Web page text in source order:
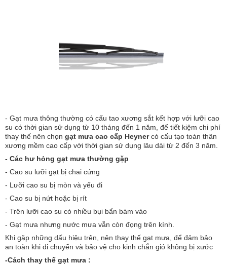
- Gạt mưa thông thường có cấu tao xương sắt kết hợp với lưỡi cao
su có thời gian sử dụng từ 10 tháng đến 1 năm, để tiết kiệm chi phí
thay thế nên chọn gạt mưa cao cấp Heynercó cấu tạo toàn thân
xương mềm cao cấp với thời gian sử dụng lâu dài từ 2 đến 3 năm.
- Các hư hỏng gạt mưa thường gặp
- Cao su lưỡi gạt bị chai cứng
- Lưỡi cao su bị mòn và yếu đi
- Cao su bị nứt hoặc bị rít
- Trên lưỡi cao su có nhiều bụi bẩn bám vào
- Gạt mưa nhưng nước mưa vẫn còn đọng trên kính.
Khi gặp những dấu hiệu trên, nên thay thế gạt mưa, để đảm bảo
an toàn khi di chuyển và bảo vệ cho kinh chắn gió không bị xước
-Cách thay thế gạt mưa :